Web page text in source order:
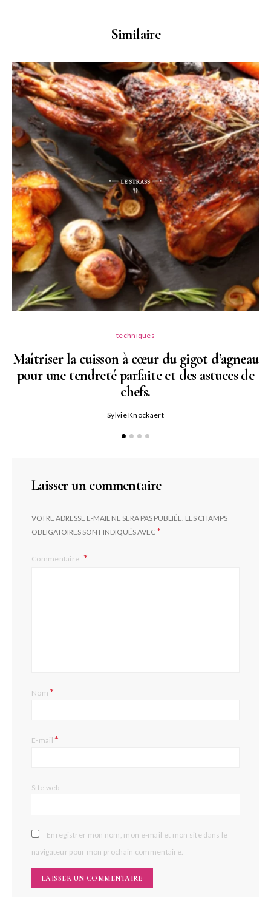
Similaire
techniques
Maîtriser la cuisson à cœur du gigot d’agneau
pour une tendreté parfaite et des astuces de
chefs.
Sylvie Knockaert
Laisser un commentaire
VOTRE ADRESSE E-MAIL NE SERA PAS PUBLIÉE. LES CHAMPS
OBLIGATOIRES SONT INDIQUÉS AVEC*
Commentaire
Nom*
E-mail*
Site web
Enregistrer mon nom, mon e-mail et mon site dans le
navigateur pour mon prochain commentaire.